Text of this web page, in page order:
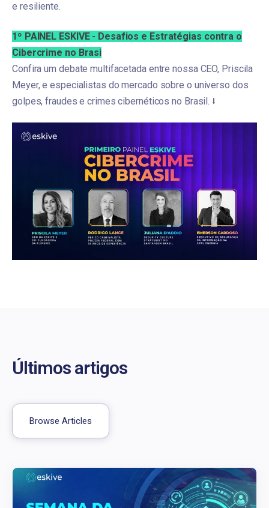
e resiliente.
1º PAINEL ESKIVE - Desafios e Estratégias contra o
Cibercrime no Brasi
Confira um debate multifacetada entre nossa CEO, Priscila
Meyer, e especialistas do mercado sobre o universo dos
golpes, fraudes e crimes cibernéticos no Brasil. ⭣
Últimos artigos
Browse Articles